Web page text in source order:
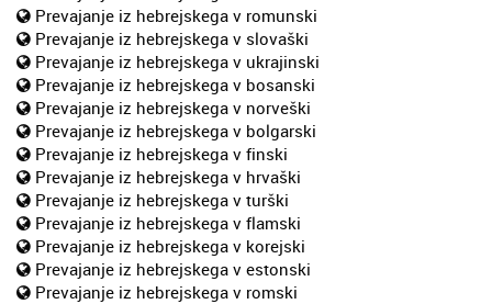
Prevajanje iz hebrejskega v romunski
Prevajanje iz hebrejskega v slovaški
Prevajanje iz hebrejskega v ukrajinski
Prevajanje iz hebrejskega v bosanski
Prevajanje iz hebrejskega v norveški
Prevajanje iz hebrejskega v bolgarski
Prevajanje iz hebrejskega v finski
Prevajanje iz hebrejskega v hrvaški
Prevajanje iz hebrejskega v turški
Prevajanje iz hebrejskega v flamski
Prevajanje iz hebrejskega v korejski
Prevajanje iz hebrejskega v estonski
Prevajanje iz hebrejskega v romski